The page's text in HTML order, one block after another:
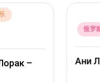
–
Posted
俄罗
Ани